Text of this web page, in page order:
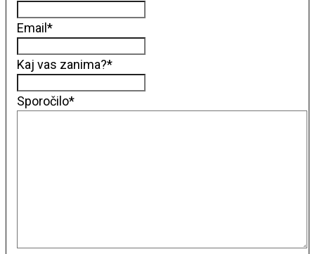
Email *
Kaj vas zanima?*
Sporočilo*